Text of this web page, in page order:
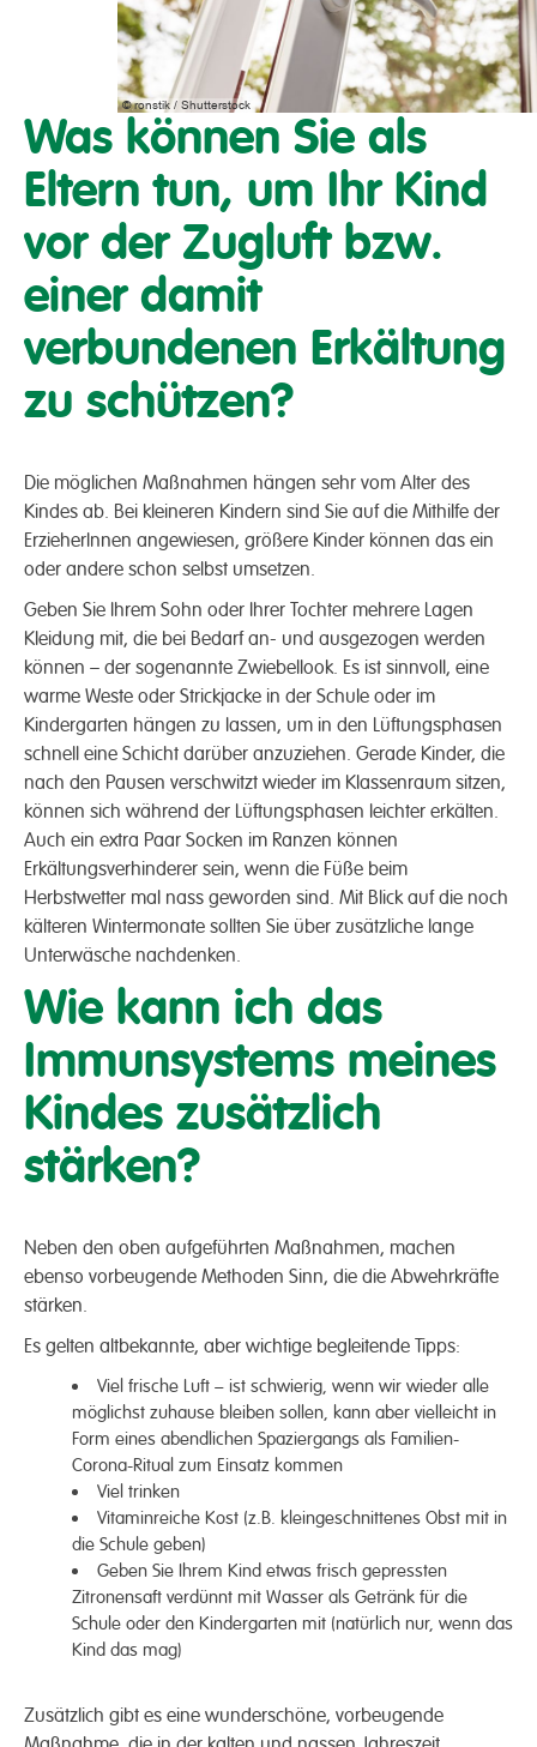
© ronstik / Shutterstock
Was können Sie als
Eltern tun, um Ihr Kind
vor der Zugluft bzw.
einer damit
verbundenen Erkältung
zu schützen?
Die möglichen Maßnahmen hängen sehr vom Alter des
Kindes ab. Bei kleineren Kindern sind Sie auf die Mithilfe der
ErzieherInnen angewiesen, größere Kinder können das ein
oder andere schon selbst umsetzen.
Geben Sie Ihrem Sohn oder Ihrer Tochter mehrere Lagen
Kleidung mit, die bei Bedarf an- und ausgezogen werden
können – der sogenannte Zwiebellook. Es ist sinnvoll, eine
warme Weste oder Strickjacke in der Schule oder im
Kindergarten hängen zu lassen, um in den Lüftungsphasen
schnell eine Schicht darüber anzuziehen. Gerade Kinder, die
nach den Pausen verschwitzt wieder im Klassenraum sitzen,
können sich während der Lüftungsphasen leichter erkälten.
Auch ein extra Paar Socken im Ranzen können
Erkältungsverhinderer sein, wenn die Füße beim
Herbstwetter mal nass geworden sind. Mit Blick auf die noch
kälteren Wintermonate sollten Sie über zusätzliche lange
Unterwäsche nachdenken.
Wie kann ich das
Immunsystems meines
Kindes zusätzlich
stärken?
Neben den oben aufgeführten Maßnahmen, machen
ebenso vorbeugende Methoden Sinn, die die Abwehrkräfte
stärken.
Es gelten altbekannte, aber wichtige begleitende Tipps:
Viel frische Luft – ist schwierig, wenn wir wieder alle
möglichst zuhause bleiben sollen, kann aber vielleicht in
Form eines abendlichen Spaziergangs als Familien-
Corona-Ritual zum Einsatz kommen
Viel trinken
Vitaminreiche Kost (z.B. kleingeschnittenes Obst mit in
die Schule geben)
Geben Sie Ihrem Kind etwas frisch gepressten
Zitronensaft verdünnt mit Wasser als Getränk für die
Schule oder den Kindergarten mit (natürlich nur, wenn das
Kind das mag)
Zusätzlich gibt es eine wunderschöne, vorbeugende